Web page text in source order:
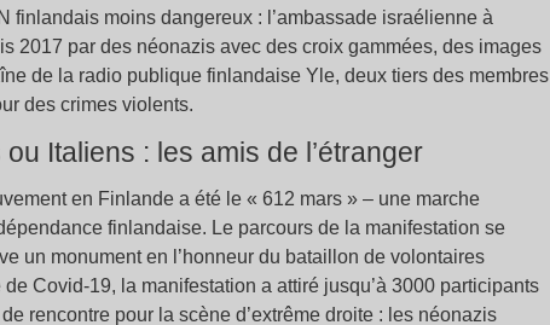
finlandais moins dangereux : l’ambassade israélienne à
2017 par des néonazis avec des croix gammées, des images
de la radio publique finlandaise Yle, deux tiers des membres
des crimes violents.
Italiens : les amis de l’étranger
en Finlande a été le « 612 mars » – une marche
finlandaise. Le parcours de la manifestation se
un monument en l’honneur du bataillon de volontaires
Covid-19, la manifestation a attiré jusqu’à 3000 participants
rencontre pour la scène d’extrême droite : les néonazis